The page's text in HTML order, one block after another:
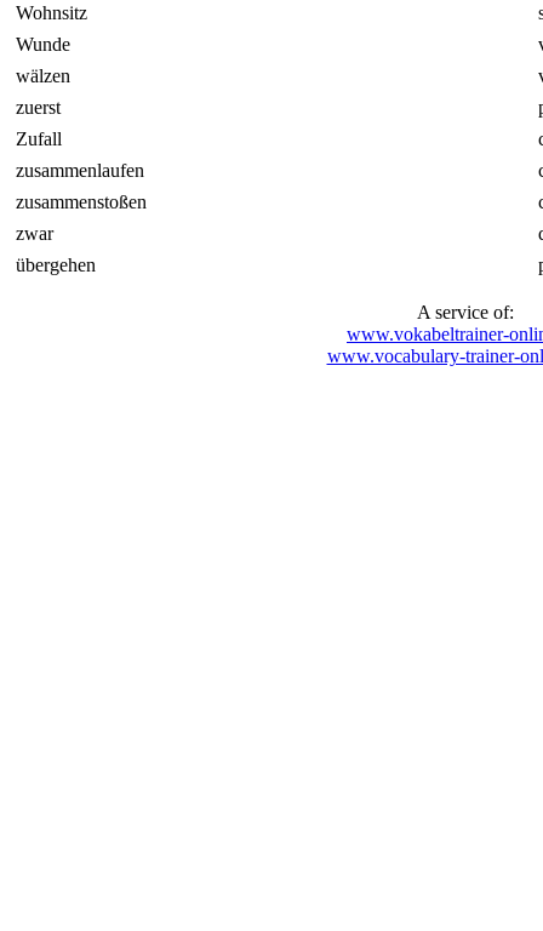
Wohnsitz
Wunde
wälzen
zuerst
Zufall
zusammenlaufen
zusammenstoßen
zwar
übergehen
A service of:
www.vokabeltrainer-
www.vocabulary-trainer-